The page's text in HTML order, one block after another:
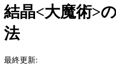
結晶<大魔術>
法
最終更新: